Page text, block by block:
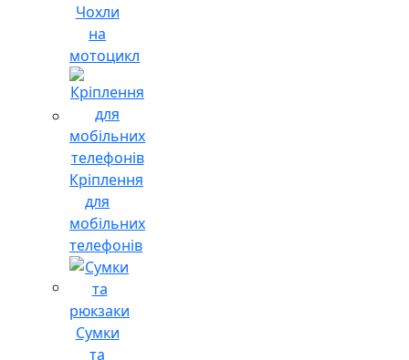
Чохли
на
мотоцикл
Кріплення
для
мобільних
телефонів
Сумки
та